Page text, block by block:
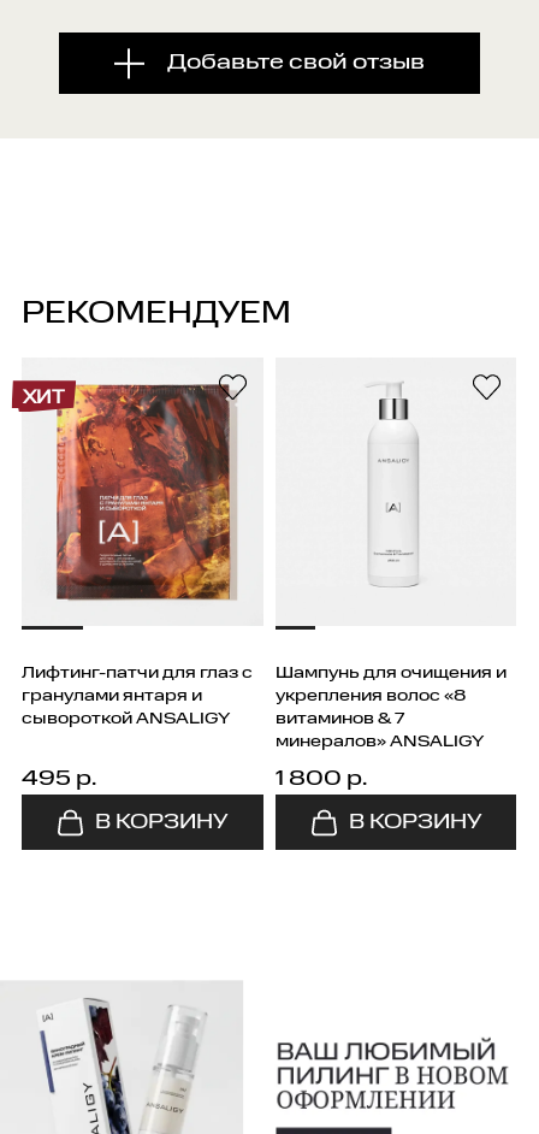
Добавьте свой отзыв
РЕКОМЕНДУЕМ
Лифтинг-патчи для глаз с
гранулами янтаря и
сывороткой ANSALIGY
495 р.
ХИТ
Шампунь для очищения и
укрепления волос «8
витаминов & 7
минералов» ANSALIGY
1 800 р.